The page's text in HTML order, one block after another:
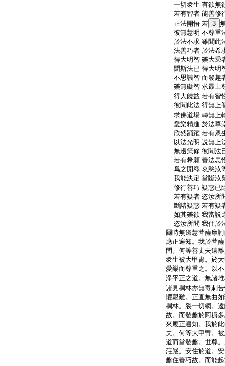
一切衆生 有欲無
若有智者 能善修
正法開悟 若 3
彼無慧明 不尊重
於法不求 雖聞此
法善巧者 於法希
得大明智 樂大乘
聞斯法已 得大明
不思議智 而發趣
樂無礙智 求最上
得大饒益 若有智
彼聞此法 得無上
求佛道場 轉無上
愛樂精進 於法尊
欣然踊躍 若有衆
以法光明 説無上
無邊策修 彼聞法
若有希願 善法思
爲之開釋 哀愍汝
我能決定 當斷汝
修行善巧 疑惑已
若有疑者 恣汝所
斷諸疑惑 若有疑
如其樂欲 我當説
恣汝所問 我住於
爾時無邊慧菩薩摩
應正遍知。我於菩
問。何等善丈夫遠
衆生被大甲冑。於
愛樂而尊重之。以
淨平正之道。無諸
諸見稠林亦無毒刺
懼艱難。正直無曲
稠林。裂一切網。
故。而發趣於阿耨
來應正遍知。我於
夫。何等大甲冑。
道而當發趣。世尊
莊嚴。安住於道。
趣住善巧故。而能